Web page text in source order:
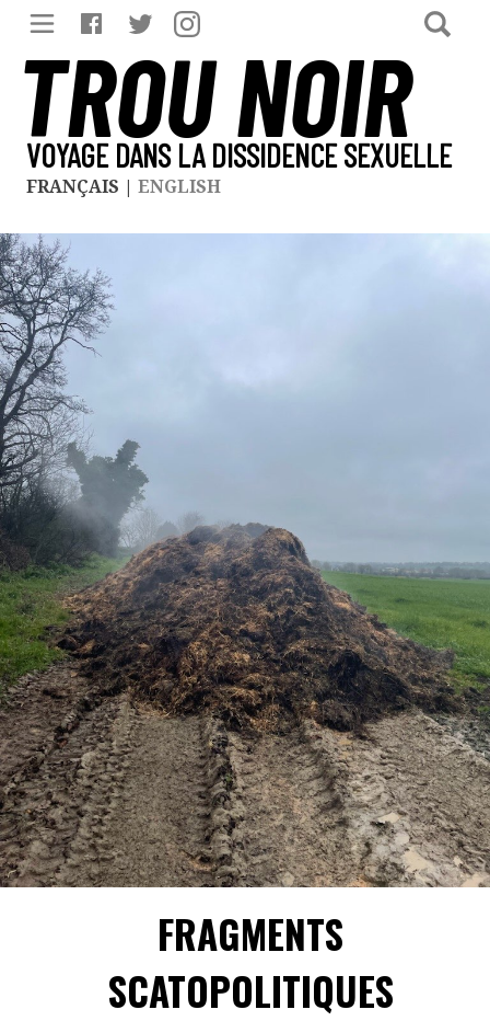
TROU NOIR
VOYAGE DANS LA DISSIDENCE SEXUELLE
FRANÇAIS | ENGLISH
FRAGMENTS
SCATOPOLITIQUES